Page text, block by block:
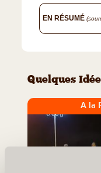
EN RÉSUMÉ
Quelques
A la